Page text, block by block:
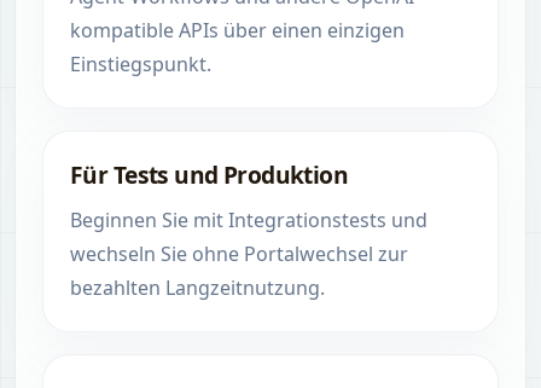
kompatible APIs über einen einzigen
Einstiegspunkt.
Für Tests und Produktion
Beginnen Sie mit Integrationstests und
wechseln Sie ohne Portalwechsel zur
bezahlten Langzeitnutzung.